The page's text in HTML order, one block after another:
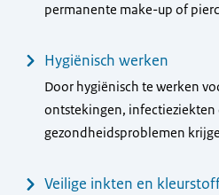
permanente make-up of
Hygiënisch werken
Door hygiënisch te werken
ontstekingen, infectieziekten
gezondheidsproblemen
Veilige inkten en